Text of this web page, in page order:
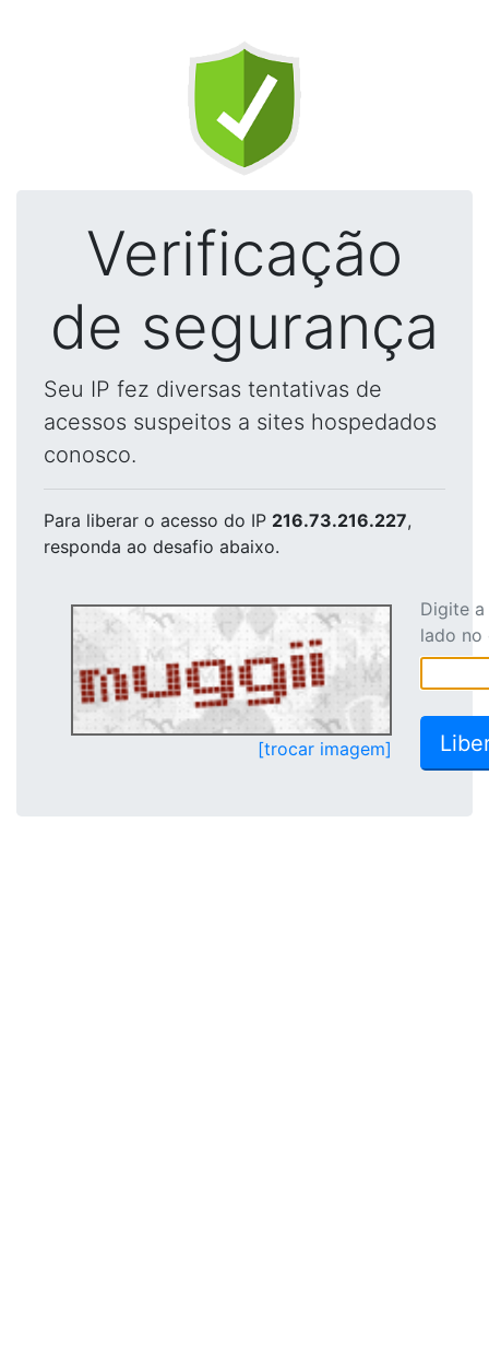
Verificação
de segurança
Seu IP fez diversas tentativas de
acessos suspeitos a sites hospedados
conosco.
Para liberar o acesso do IP 216.73.216.227,
responda ao desafio abaixo.
[trocar imagem]
Digite
lado no